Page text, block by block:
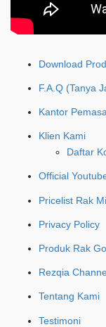
Download
F.A.Q (Tanya
Kantor
Klien Kami
Daftar
Official
Pricelist Rak
Privacy Policy
Produk Rak
Rezqia
Tentang Kami
Testimoni